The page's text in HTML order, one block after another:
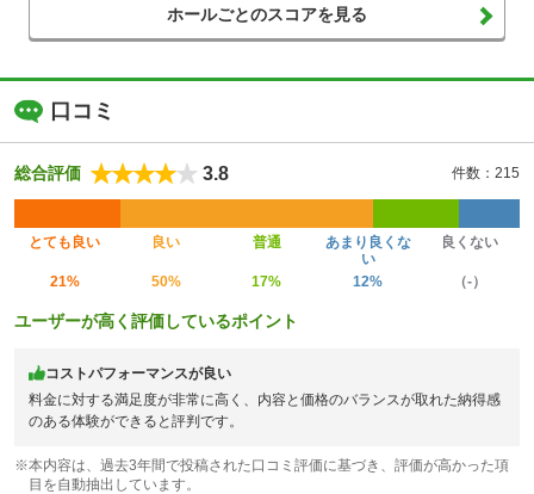
ホールごとのスコアを見る
口コミ
総合評価 3.8 件数：215
とても良い 良い 普通
あまり良くな
い
良くない
21% 50% 17% 12% （-）
ユーザーが高く評価しているポイント
コストパフォーマンスが良い
料金に対する満足度が非常に高く、内容と価格のバランスが取れた納得感
のある体験ができると評判です。
※本内容は、過去3年間で投稿された口コミ評価に基づき、評価が高かった項
目を自動抽出しています。